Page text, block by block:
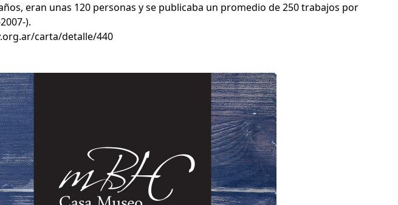
eran unas 120 personas y se publicaba un promedio de 250 trabajos por
).
carta/detalle/440